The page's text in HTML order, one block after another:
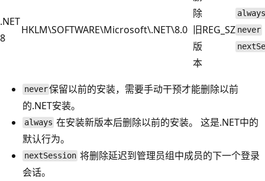
.NET
8
HKLM\SOFTWARE\Microsoft\.NET\8.0
除
旧
版
本
REG_SZ
always
never
never保留以前的安装，需要手动干预才能删除以前
的.NET安装。
always 在安装新版本后删除以前的安装。 这是.NET中的
默认行为。
nextSession 将删除延迟到管理员组中成员的下一个登录
会话。